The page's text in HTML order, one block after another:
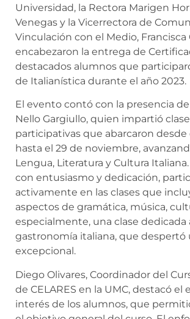
Universidad, la Rectora Marigen
Venegas y la Vicerrectora de
Vinculación con el Medio, Francisca
encabezaron la entrega de
destacados alumnos que
de Italianística durante el año 2023.
El evento contó con la presencia
Nello Gargiullo, quien impartió
participativas que abarcaron desde
hasta el 29 de noviembre,
Lengua, Literatura y Cultura
con entusiasmo y dedicación,
activamente en las clases que
aspectos de gramática, música,
especialmente, una clase dedicada
gastronomía italiana, que despertó
excepcional.
Diego Olivares, Coordinador del
de CELARES en la UMC, destacó el
interés de los alumnos, que